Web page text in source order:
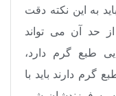
به این نکته دقت
حد آن می تواند
طبع گرم دارد،
گرم دارند باید با